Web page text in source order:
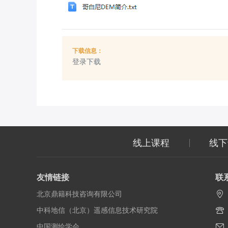
下载信息：
登录下载
线上课程 线
友情链接
北京鼎籍科技咨询有限公司
中科地信（北京）遥感信息技术研究院
联